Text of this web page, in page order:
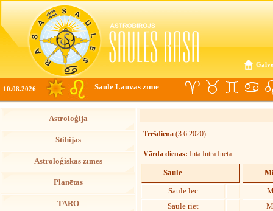
10.08.2026 Saule Lauvas zīmē
Astroloģija
Stihijas
Astroloģiskās zīmes
Planētas
TARO
Trešdiena (3.6.2020)
Vārda dienas: Inta Intra Ineta
Saule
Saule lec
Saule riet